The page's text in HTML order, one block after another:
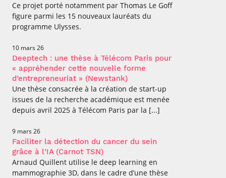
Ce projet porté notamment par Thomas Le Goff
figure parmi les 15 nouveaux lauréats du
programme Ulysses.
10 mars 26
Deeptech : une thèse à Télécom Paris pour
« appréhender cette nouvelle forme
d’entrepreneuriat » (Newstank)
Une thèse consacrée à la création de start-up
issues de la recherche académique est menée
depuis avril 2025 à Télécom Paris par la [...]
9 mars 26
Faciliter la détection du cancer du sein
grâce à l’IA (Carnot TSN)
Arnaud Quillent utilise le deep learning en
mammographie 3D, dans le cadre d’une thèse